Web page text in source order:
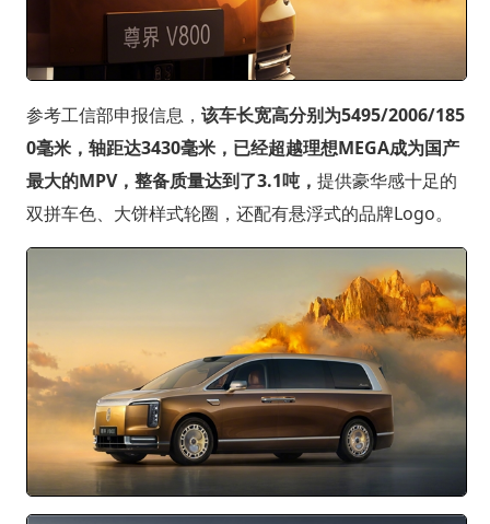
参考工信部申报信息， 该车长宽高分别为5495/2006/185
0毫米，轴距达3430毫米，已经超越理想MEGA成为国产
最大的MPV，整备质量达到了3.1吨， 提供豪华感十足的
双拼车色、大饼样式轮圈，还配有悬浮式的品牌Logo。